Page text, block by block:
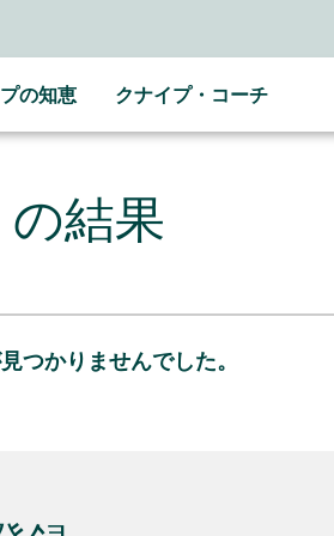
の知恵 クナイプ・コーチ
の結果
つかりませんでした。